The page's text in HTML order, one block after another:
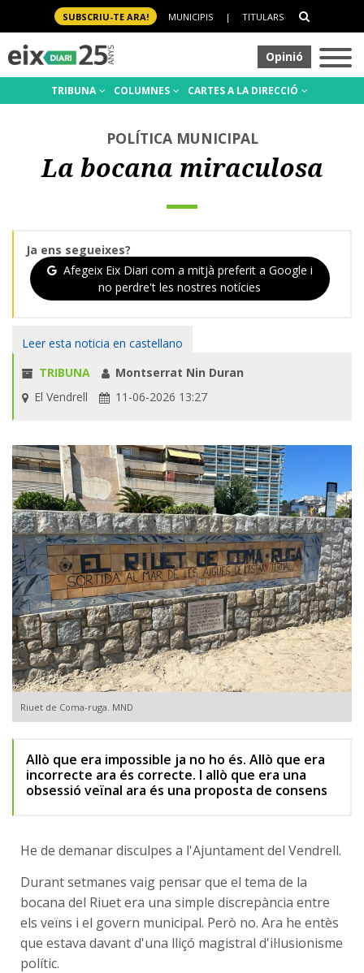
SUBSCRIU-TE ARA! MUNICIPIS | TITULARS
Opinió
TRIBUNA COLUMNES CARTES A LA DIRECCIÓ
POLÍTICA MUNICIPAL
La bocana miraculosa
Ja ens segueixes?
Afegeix Eix Diari com a mitjà preferit a Google i
no perdre't les nostres notícies
Leer esta noticia en castellano
TRIBUNA
Montserrat Nin Duran
El Vendrell
11-06-2026 13:27
Riuet de Coma-ruga. MND
Allò que era impossible ja no ho és. Allò que era
incorrecte ara és correcte. I allò que era una
obsessió veïnal ara és una proposta de consens
He de demanar disculpes a l'Ajuntament del Vendrell.
Durant setmanes vaig pensar que el tema de la
bocana del Riuet era una simple discrepància entre
els veïns i el govern municipal. Però no. Ara he entès
que estava davant d'una lliçó magistral d'il·lusionisme
polític.